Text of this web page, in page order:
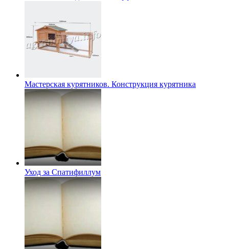
Мастерская курятников. Конструкция курятника
Уход за Cпатифиллум